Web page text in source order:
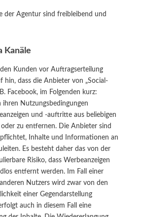
Agentur sind freibleibend und
Kanäle
Kunden vor Auftragserteilung
hin, dass die Anbieter von „Social-
Facebook, im Folgenden kurz:
ihren Nutzungsbedingungen
und -auftritte aus beliebigen
zu entfernen. Die Anbieter sind
Inhalte und Informationen an
Es besteht daher das von der
Risiko, dass Werbeanzeigen
entfernt werden. Im Fall einer
Nutzers wird zwar von den
einer Gegendarstellung
auch in diesem Fall eine